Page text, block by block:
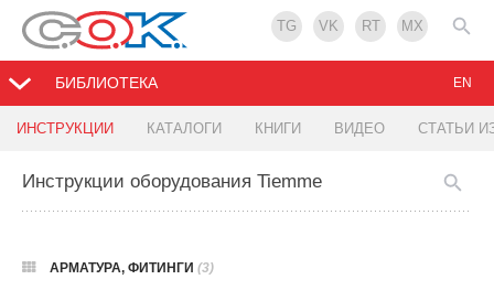
TG VK RT MX
БИБЛИОТЕКА
ИНСТРУКЦИИ КАТАЛОГИ КНИГИ ВИДЕО СТАТЬИ
EN
Инструкции оборудования Tiemme
АРМАТУРА, ФИТИНГИ (3)